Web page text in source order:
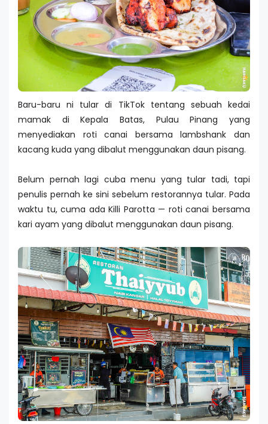
Baru-baru ni tular di TikTok tentang sebuah kedai
mamak di Kepala Batas, Pulau Pinang yang
menyediakan roti canai bersama lambshank dan
kacang kuda yang dibalut menggunakan daun pisang.
Belum pernah lagi cuba menu yang tular tadi, tapi
penulis pernah ke sini sebelum restorannya tular. Pada
waktu tu, cuma ada Killi Parotta — roti canai bersama
kari ayam yang dibalut menggunakan daun pisang.